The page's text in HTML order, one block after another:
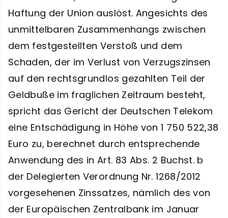
Haftung der Union auslöst. Angesichts des
unmittelbaren Zusammenhangs zwischen
dem festgestellten Verstoß und dem
Schaden, der im Verlust von Verzugszinsen
auf den rechtsgrundlos gezahlten Teil der
Geldbuße im fraglichen Zeitraum besteht,
spricht das Gericht der Deutschen Telekom
eine Entschädigung in Höhe von 1 750 522,38
Euro zu, berechnet durch entsprechende
Anwendung des in Art. 83 Abs. 2 Buchst. b
der Delegierten Verordnung Nr. 1268/2012
vorgesehenen Zinssatzes, nämlich des von
der Europäischen Zentralbank im Januar